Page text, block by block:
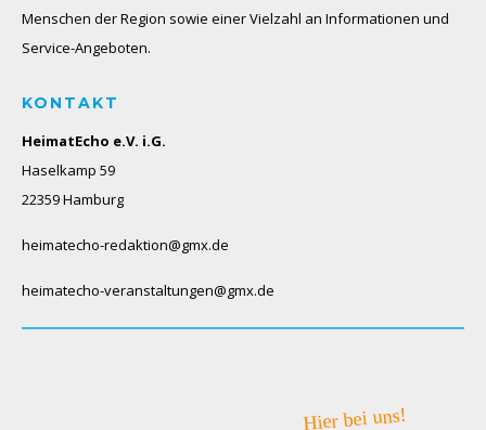
Menschen der Region sowie einer Vielzahl an Informationen und
Service-Angeboten.
KONTAKT
HeimatEcho e.V. i.G.
Haselkamp 59
22359 Hamburg
heimatecho-redaktion@gmx.de
heimatecho-veranstaltungen@gmx.de